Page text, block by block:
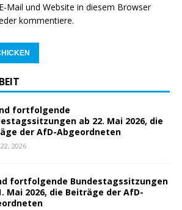
Mail und Website in diesem Browser
kommentiere.
fortfolgende
ab 22. Mai 2026, die
der AfD-Abgeordneten
2026
fortfolgende Bundestagssitzungen
Mai 2026, die Beiträge der AfD-